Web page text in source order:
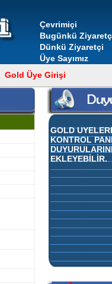
Çevrimiçi
Bugünkü
Dünkü Ziyaretçi
Üye Sayımız
Gold Üye Girişi
GOLD
KONTROL
EKLEYEBİLİR.